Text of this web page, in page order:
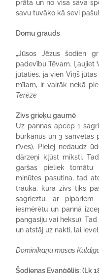
prāta un no visa sava
savu tuvāko kā sevi
Domu grauds
„Jūsos Jēzus šodien
padevību Tēvam. Ļaujiet
jūtaties, ja vien Viņš
mīlam, ir vairāk nekā
Terēze
Zivs grieķu gaumē
Uz pannas apcep 1
burkānus un 3 sarīvētas
rīves). Pielej nedaudz
dārzeņi kļūst mīksti.
garšas pieliek tomātu
minūtes pasutina, tad
traukā, kurā zivs tiks
sagrieztu, ar
iesmērētu un pannā
pangasiju vai heksu).
un atstāj uz nakti, lai
Dominikāņu māsas
Šodienas Evaņģēlijs: (Lk